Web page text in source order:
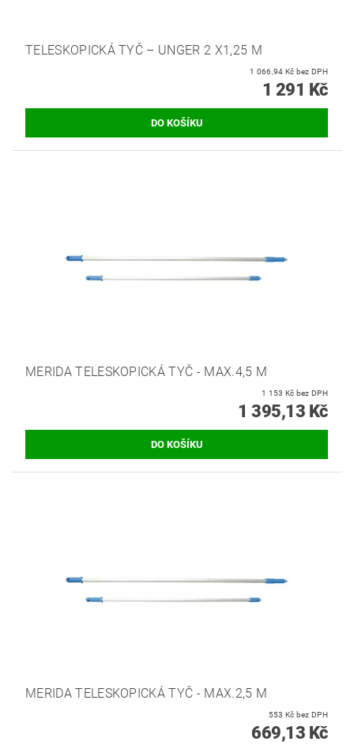
TELESKOPICKÁ TYČ – UNGER 2 X1,25 M
1 066,94 Kč bez DPH
1 291 Kč
MERIDA TELESKOPICKÁ TYČ - MAX.4,5 M
1 153 Kč bez DPH
1 395,13 Kč
MERIDA TELESKOPICKÁ TYČ - MAX.2,5 M
553 Kč bez DPH
669,13 Kč